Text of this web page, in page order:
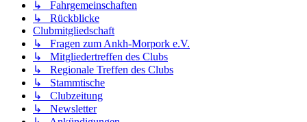
↳ Fahrgemeinschaften
↳ Rückblicke
Clubmitgliedschaft
↳ Fragen zum Ankh-Morpork e.V.
↳ Mitgliedertreffen des Clubs
↳ Regionale Treffen des Clubs
↳ Stammtische
↳ Clubzeitung
↳ Newsletter